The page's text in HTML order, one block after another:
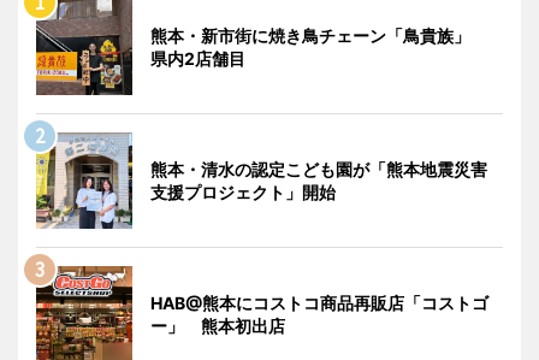
熊本・新市街に焼き鳥チェーン「鳥貴族」
県内2店舗目
熊本・清水の認定こども園が「熊本地震災害
支援プロジェクト」開始
HAB@熊本にコストコ商品再販店「コストゴ
ー」 熊本初出店